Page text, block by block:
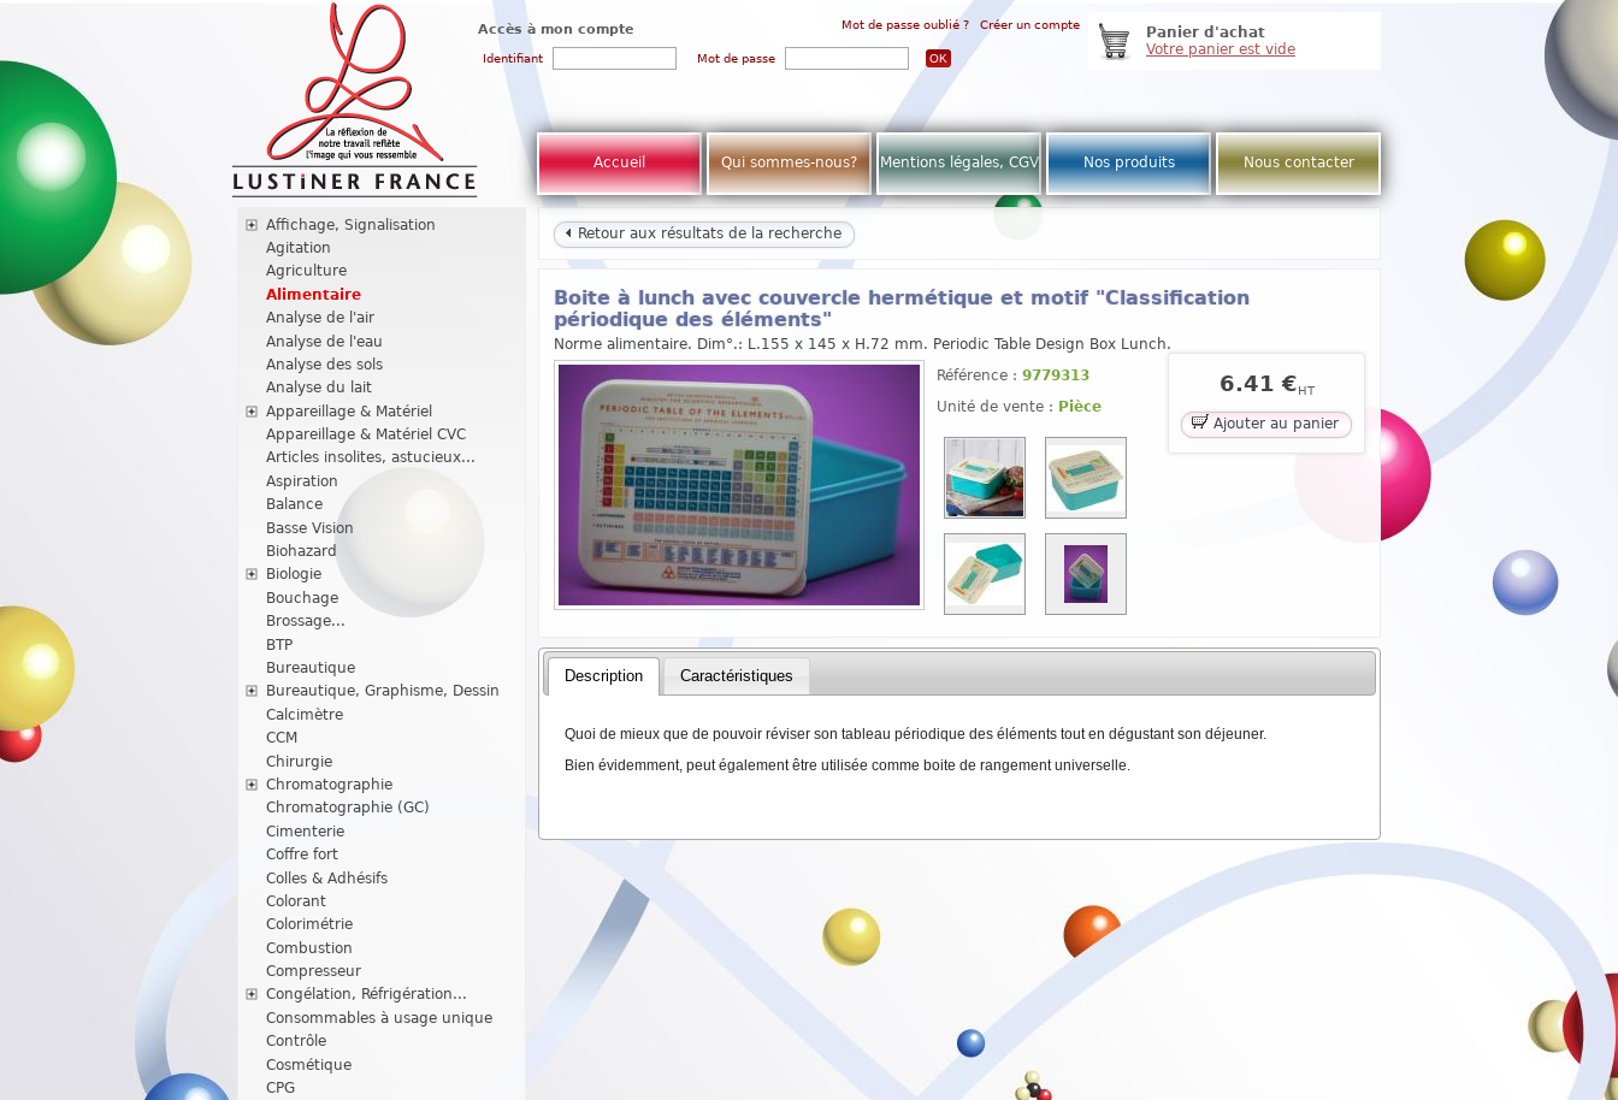
Accès à mon compte Mot de passe oublié ? Créer un compte
Identifiant Mot de passe
Panier d'achat
Votre panier est vide
Accueil Qui sommes-nous? Mentions légales, CGV Nos produits Nous contacter
Affichage, Signalisation
Agitation
Agriculture
Alimentaire
Analyse de l'air
Analyse de l'eau
Analyse des sols
Analyse du lait
Appareillage & Matériel
Appareillage & Matériel CVC
Articles insolites, astucieux...
Aspiration
Balance
Basse Vision
Biohazard
Biologie
Bouchage
Brossage...
BTP
Bureautique
Bureautique, Graphisme, Dessin
Calcimètre
CCM
Chirurgie
Chromatographie
Chromatographie (GC)
Cimenterie
Coffre fort
Colles & Adhésifs
Colorant
Colorimétrie
Combustion
Compresseur
Congélation, Réfrigération...
Consommables à usage unique
Contrôle
Cosmétique
CPG
Retour aux résultats de la recherche
Boite à lunch avec couvercle hermétique et motif "Classification
périodique des éléments"
Norme alimentaire. Dim°.: L.155 x 145 x H.72 mm. Periodic Table Design Box Lunch.
Référence : 9779313
Unité de vente : Pièce
6.41 € HT
Ajouter au panier
Description Caractéristiques
Quoi de mieux que de pouvoir réviser son tableau périodique des éléments tout en dégustant son déjeuner.
Bien évidemment, peut également être utilisée comme boite de rangement universelle.